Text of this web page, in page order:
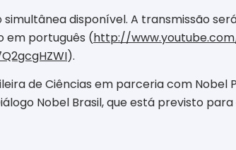
disponível. A transmissão
em português (http://
).
de Ciências em parceria com
Nobel Brasil, que está previsto